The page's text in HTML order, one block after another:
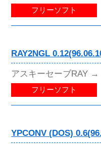
フリーソフト
RAY2NGL
アスキーセーブRAY →
フリーソフト
YPCONV (DOS)